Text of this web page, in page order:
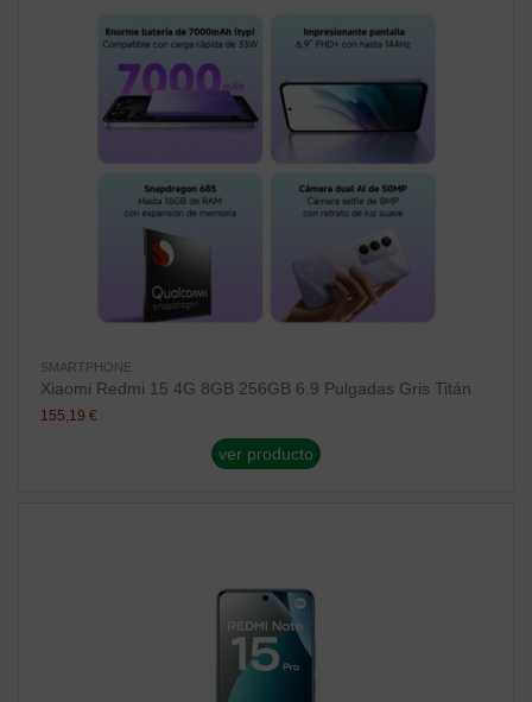
SMARTPHONE
Xiaomi Redmi 15 4G 8GB 256GB 6.9 Pulgadas Gris Titán
155,19 €
ver producto